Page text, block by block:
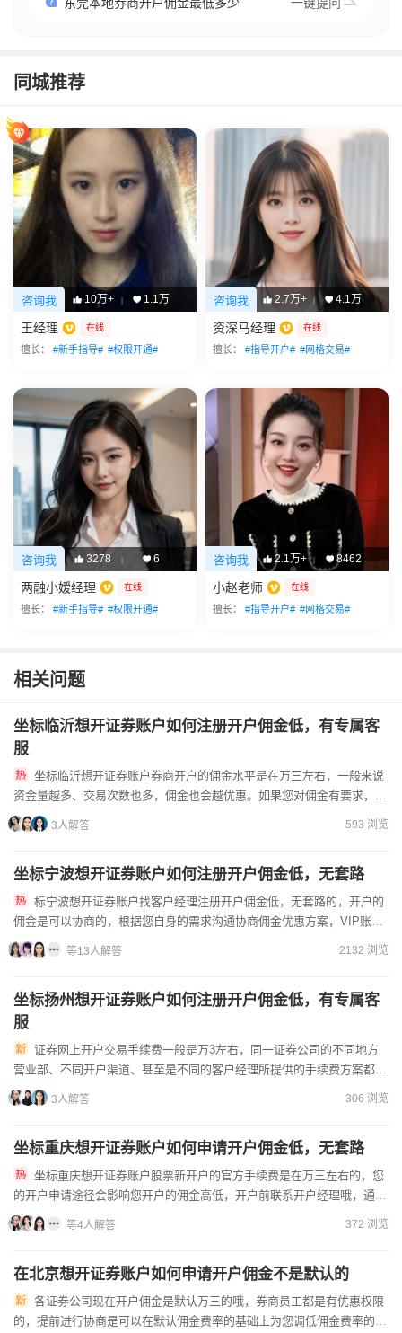
同城推荐
咨询我 10万+ | 1.1万
王经理 在线
擅长： #新手指导# #权限开通#
咨询我 2.7万+ | 4.1万
资深马经理 在线
擅长： #指导开户# #网格交易#
咨询我 3278 | 6
两融小嫒经理 在线
擅长： #新手指导# #权限开通#
咨询我 2.1万+ | 8462
小赵老师 在线
擅长： #指导开户# #网格交易#
相关问题
坐标临沂想开证券账户如何注册开户佣金低，有专属客
服
资金量越多、交易次数也多，佣金也会越优惠。如果您对佣金有要求，可
以和线上客户经理协商。网上开户是需要准备好本人二代身份证及银...
3人解答 593 浏览
坐标宁波想开证券账户如何注册开户佣金低，无套路
佣金是可以协商的，根据您自身的需求沟通协商佣金优惠方案，VIP账户
的开通需要通过开户经理申请才能办理的。开通账户需要满足18...
等13人解答 2132 浏览
坐标扬州想开证券账户如何注册开户佣金低，有专属客
服
营业部、不同开户渠道、甚至是不同的客户经理所提供的手续费方案都是
不一样的，券商的工作人员可以为您申请到低费率账户，后期还可以...
3人解答 306 浏览
坐标重庆想开证券账户如何申请开户佣金低，无套路
的开户申请途径会影响您开户的佣金高低，开户前联系开户经理哦，通过
开户经理申请的证券账户比自己开通的账户佣金还要低。要准备好身...
等4人解答 372 浏览
在北京想开证券账户如何申请开户佣金不是默认的
的，提前进行协商是可以在默认佣金费率的基础上为您调低佣金费率的。